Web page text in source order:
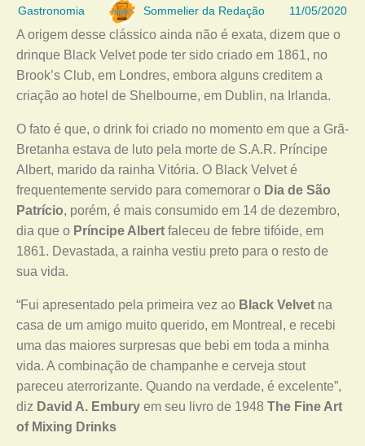
Gastronomia Sommelier da Redação 11/05/2020
A origem desse clássico ainda não é exata, dizem que o
drinque Black Velvet pode ter sido criado em 1861, no
Brook’s Club, em Londres, embora alguns creditem a
criação ao hotel de Shelbourne, em Dublin, na Irlanda.
O fato é que, o drink foi criado no momento em que a Grã-
Bretanha estava de luto pela morte de S.A.R. Príncipe
Albert, marido da rainha Vitória. O Black Velvet é
frequentemente servido para comemorar o Dia de São
Patrício, porém, é mais consumido em 14 de dezembro,
dia que o Príncipe Albert faleceu de febre tifóide, em
1861. Devastada, a rainha vestiu preto para o resto de
sua vida.
“Fui apresentado pela primeira vez ao Black Velvet na
casa de um amigo muito querido, em Montreal, e recebi
uma das maiores surpresas que bebi em toda a minha
vida. A combinação de champanhe e cerveja stout
pareceu aterrorizante. Quando na verdade, é excelente”,
diz David A. Embury em seu livro de 1948 The Fine Art
of Mixing Drinks